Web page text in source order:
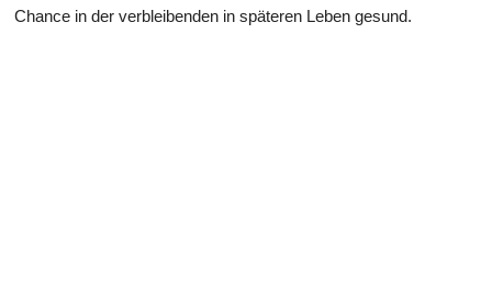
Chance in der verbleibenden in späteren Leben gesund.